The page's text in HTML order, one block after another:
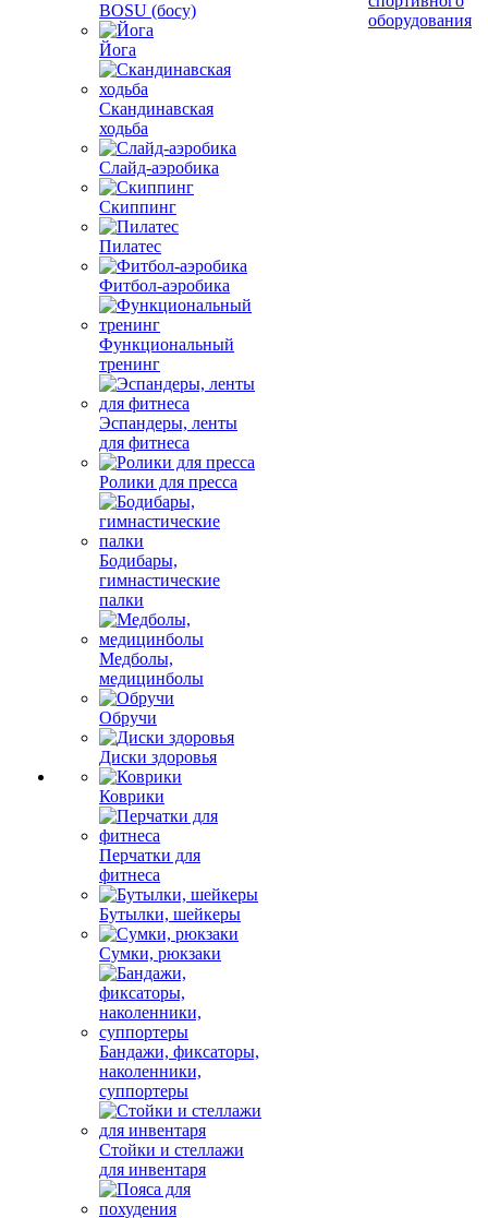
BOSU (босу)
Йога
Скандинавская
ходьба
Слайд-аэробика
Скиппинг
Пилатес
Фитбол-аэробика
Функциональный
тренинг
Эспандеры, ленты
для фитнеса
Ролики для пресса
Бодибары,
гимнастические
палки
Медболы,
медицинболы
Обручи
Диски здоровья
Коврики
Перчатки для
фитнеса
Бутылки, шейкеры
Сумки, рюкзаки
Бандажи, фиксаторы,
наколенники,
суппортеры
Стойки и стеллажи
для инвентаря
оборудования